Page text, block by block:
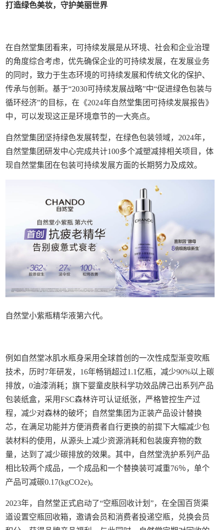
打造绿色美妆，守护美丽世界
在自然堂集团看来，可持续发展是从环境、社会和企业治理
的角度综合考虑，优先确保企业的可持续发展，在发展业务
的同时，致力于生态环境的可持续发展和传统文化的保护、
传承与创新。基于“2030可持续发展战略”中“促进绿色包装与
循环经济”的目标，在《2024年自然堂集团可持续发展报告》
中，可以发现这正是环境章节的一大亮点。
自然堂集团坚持绿色发展转型，在绿色包装领域，2024年，
自然堂集团研发中心完成共计100多个减塑减排相关项目，体
现自然堂集团在包装可持续发展方面的长期努力及成效。
自然堂小紫瓶精华液第六代。
例如自然堂冰肌水瓶身采用全球首创的一次性成型渐变吹瓶
技术，历时7年研发，16年畅销超过1.1亿瓶，减少90%以上碳
排放，0油漆消耗；旗下婴童皮肤科学功效品牌己出系列产品
包装纸盒，采用FSC森林许可认证纸张，严格管控生产过
程，减少对森林的破坏；自然堂集团为正装产品设计替换
芯，在满足功能并方便消费者自行更换的前提下大幅减少包
装材料的使用，从源头上减少资源消耗和包装废弃物的数
量，达到了减少碳排放的效果。其中，自然堂洗护系列产品
相比较两个成品，一个成品和一个替换装可减重76％，单个
产品可减碳0.17(kgCO2e)。
2023年，自然堂正式启动了“空瓶回收计划”，在全国百货渠
道设置空瓶回收箱，邀请会员和消费者投递空瓶，兑换会员